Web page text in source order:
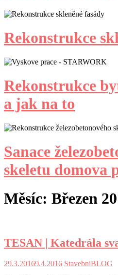
Rekonstrukce
Rekonstrukce
a jak na to
Sanace
skeletu domova
Měsíc: Březen
TESAN | Katedrála
29.3.20169.4.2016 StavebniBLOG